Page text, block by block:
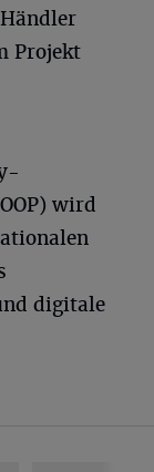
Projekt
wird
digitale